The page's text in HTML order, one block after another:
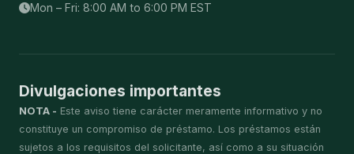
Mon – Fri: 8:00 AM to 6:00 PM EST
Divulgaciones importantes
NOTA - Este aviso tiene carácter meramente informativo y no
constituye un compromiso de préstamo. Los préstamos están
sujetos a los requisitos del solicitante, así como a su situación